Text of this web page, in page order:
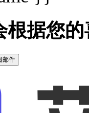
根据您
邮件